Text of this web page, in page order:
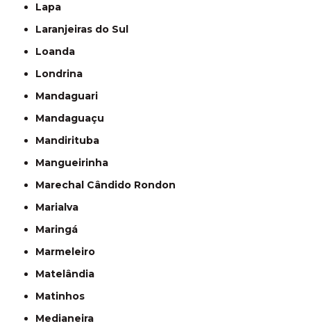
Lapa
Laranjeiras do Sul
Loanda
Londrina
Mandaguari
Mandaguaçu
Mandirituba
Mangueirinha
Marechal Cândido Rondon
Marialva
Maringá
Marmeleiro
Matelândia
Matinhos
Medianeira